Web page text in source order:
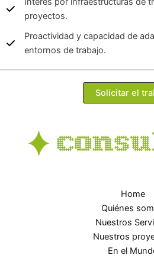
proyectos.
Proactividad y capacidad de
entornos de trabajo.
Solicitar el
Home
Quiénes
Nuestros
Nuestros
En el